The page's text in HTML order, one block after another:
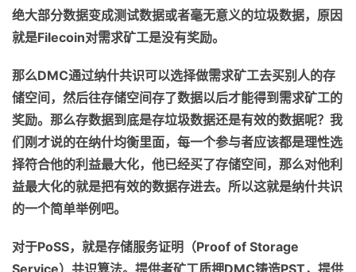
绝大部分数据变成测试数据或者毫无意义的垃圾数据，原因
就是Filecoin对需求矿工是没有奖励。
那么DMC通过纳什共识可以选择做需求矿工去买别人的存
储空间， 然后往存储空间存了数据以后才能得到需求矿工的
奖励。那么存数据到底是存垃圾数据还是有效的数据呢？我
们刚才说的在纳什均衡里面，每一个参与者应该都是理性选
择符合他的利益最大化，他已经买了存储空间， 那么对他利
益最大化的就是把有效的数据存进去。所以这就是纳什共识
的一个简单举例吧。
对于PoSS， 就是存储服务证明（Proof of Storage
Service）共识算法。提供者矿工质押DMC铸造PST，提供